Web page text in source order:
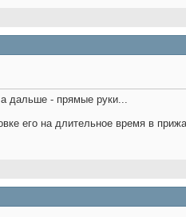
дальше - прямые руки...
его на длительное время в